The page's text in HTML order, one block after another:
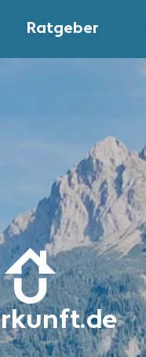
Ratgeber